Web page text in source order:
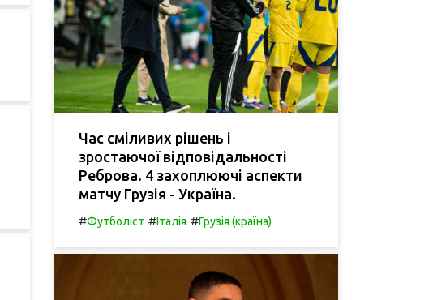
Час сміливих рішень і
зростаючої відповідальності
Реброва. 4 захоплюючі аспекти
матчу Грузія - Україна.
#Футболіст #Італія #Грузія (країна)